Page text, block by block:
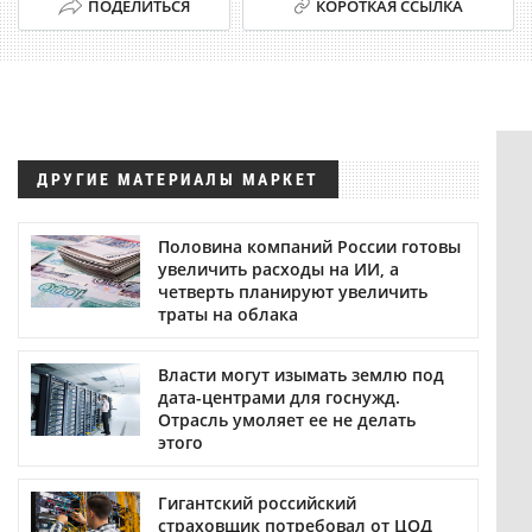
ПОДЕЛИТЬСЯ КОРОТКАЯ ССЫЛКА
ДРУГИЕ МАТЕРИАЛЫ МАРКЕТ
Половина компаний России готовы
увеличить расходы на ИИ, а
четверть планируют увеличить
траты на облака
Власти могут изымать землю под
дата-центрами для госнужд.
Отрасль умоляет ее не делать
этого
Гигантский российский
страховщик потребовал от ЦОД